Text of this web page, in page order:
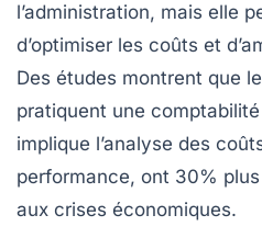
l’administration, mais elle
d’optimiser les coûts et
Des études montrent que
pratiquent une
implique l’analyse des
performance, ont 30%
aux crises économiques.